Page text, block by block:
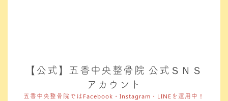
【公式】五香中央整骨院 公式ＳＮＳ
アカウント
五香中央整骨院ではFacebook・Instagram・LINEを運用中！